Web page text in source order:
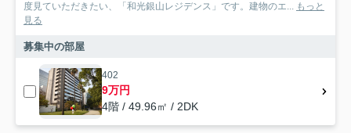
度見ていただきたい、「和光銀山レジデンス」です。建物のエ... もっと
見る
募集中の部屋
402
9万円
4階 / 49.96㎡ / 2DK